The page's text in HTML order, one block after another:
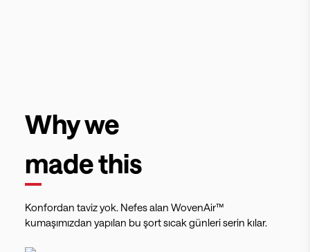
Why we
made this
Konfordan taviz yok. Nefes alan WovenAir™
kumaşımızdan yapılan bu şort sıcak günleri serin kılar.